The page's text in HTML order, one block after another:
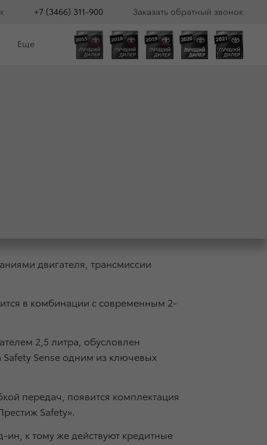
+7 (3466) 311-900 Заказать обратный звонок
Еще
двигателя, трансмиссии
в комбинации с современным 2-
2,5 литра, обусловлен
Safety Sense одним из ключевых
передач, появится комплектация
Safety».
ин, к тому же действуют кредитные